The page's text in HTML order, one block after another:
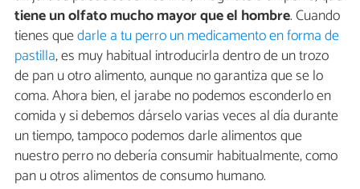
tiene un olfato mucho mayor que el hombre. Cuando
tienes quedarle a tu perro un medicamento en forma de
pastilla, es muy habitual introducirla dentro de un trozo
de pan u otro alimento, aunque no garantiza que se lo
coma. Ahora bien, el jarabe no podemos esconderlo en
comida y si debemos dárselo varias veces al día durante
un tiempo, tampoco podemos darle alimentos que
nuestro perro no debería consumir habitualmente, como
pan u otros alimentos de consumo humano.